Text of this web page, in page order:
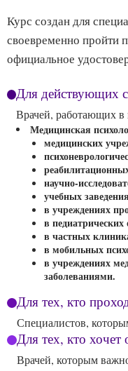
Курс создан для
своевременно пройти
официальное
Для действующих
Врачей, работающих в
Медицинская
медицинских
научно-
учебных
в учреждениях
в педиатрических
в частных
в мобильных
в учреждениях
заболеваниями.
Для тех, кто
Специалистов,
Для тех, кто хочет
Врачей, которым